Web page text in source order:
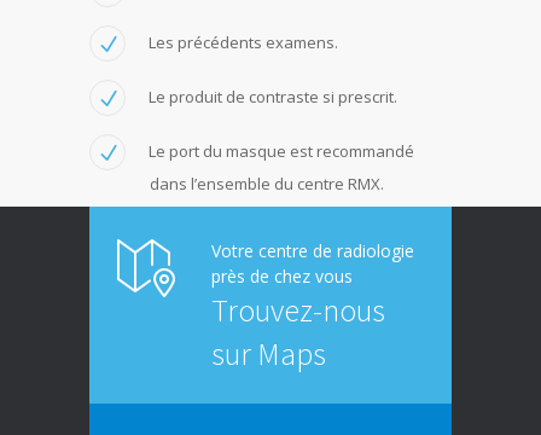
Les précédents examens.
Le produit de contraste si prescrit.
Le port du masque est recommandé
dans l’ensemble du centre RMX.
Votre centre de radiologie
près de chez vous
Trouvez-nous
sur Maps